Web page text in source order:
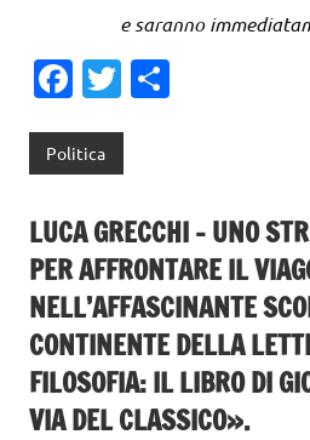
e saranno
Fa
e
o
o
k
T
r
vi
di
Politica
LUCA GRECCHI – UNO
PER AFFRONTARE IL
NELL’AFFASCINANTE
CONTINENTE DELLA
FILOSOFIA: IL LIBRO DI
VIA DEL CLASSICO».